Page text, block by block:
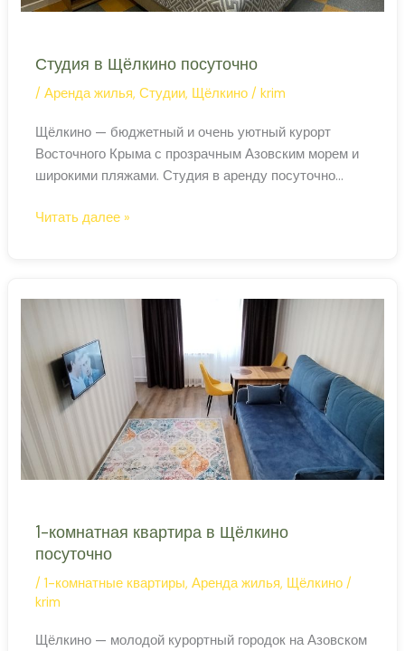
Студия в Щёлкино посуточно
/Аренда жилья,Студии, Щёлкино /krim
Щёлкино — бюджетный и очень уютный курорт
Восточного Крыма с прозрачным Азовским морем и
широкими пляжами. Студия в аренду посуточно
компактно, чисто и совсем недорого по сравнению с
Студия
Читать далее »
1-комнатная квартира в Щёлкино
посуточно
/1-комнатные квартиры,Аренда жилья, Щёлкино /
krim
Щёлкино — молодой курортный городок на Азовском